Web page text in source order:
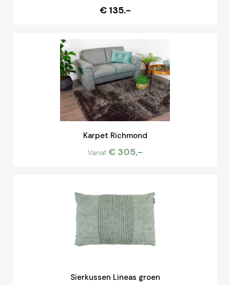
€ 135.-
Karpet Richmond
Vanaf € 305,-
Sierkussen Lineas groen